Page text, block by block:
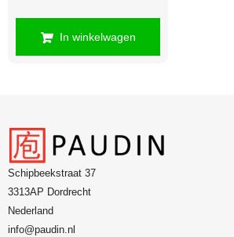
In winkelwagen
Schipbeekstraat 37
3313AP Dordrecht
Nederland
info@paudin.nl